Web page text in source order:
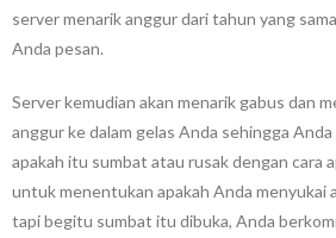
server menarik anggur dari tahun yang
Anda pesan.
Server kemudian akan menarik gabus dan
anggur ke dalam gelas Anda sehingga
apakah itu sumbat atau rusak dengan cara
untuk menentukan apakah Anda menyukai
tapi begitu sumbat itu dibuka, Anda